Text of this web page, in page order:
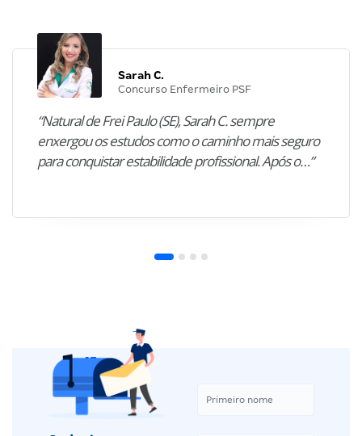
Sarah C.
Concurso Enfermeiro PSF
“Natural de Frei Paulo (SE), Sarah C. sempre
enxergou os estudos como o caminho mais seguro
para conquistar estabilidade profissional. Após o…”